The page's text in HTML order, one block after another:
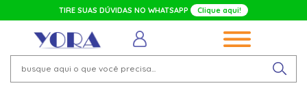
TIRE SUAS DÚVIDAS NO WHATSAPP Clique aqui!